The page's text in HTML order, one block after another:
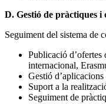
D. Gestió de pràctiques i
Seguiment del sistema de
Publicació
internacional,
Gestió
Suport a la
Seguiment de